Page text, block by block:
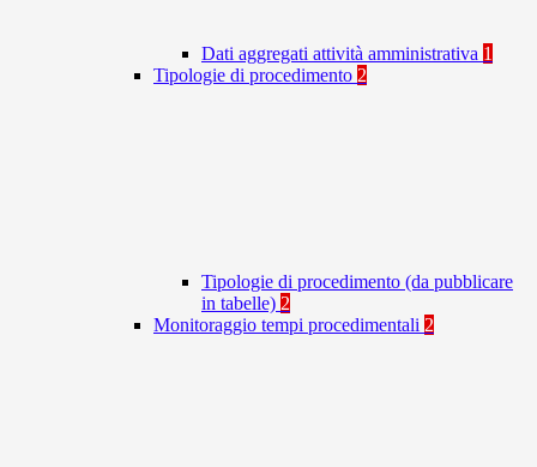
Dati aggregati attività amministrativa 1
Tipologie di procedimento 2
Tipologie di procedimento (da pubblicare
in tabelle) 2
Monitoraggio tempi procedimentali 2